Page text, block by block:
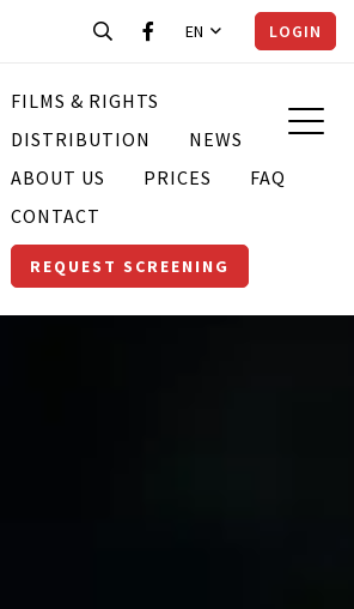
EN LOGIN
FILMS & RIGHTS
DISTRIBUTION
NEWS
ABOUT US
PRICES
FAQ
CONTACT
REQUEST SCREENING